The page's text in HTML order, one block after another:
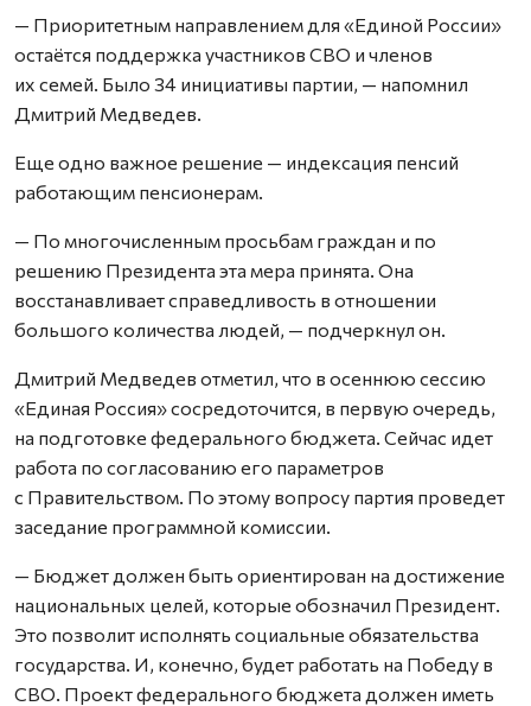
— Приоритетным направлением для «Единой России»
остаётся поддержка участников СВО и членов
их семей. Было 34 инициативы партии, — напомнил
Дмитрий Медведев.
Еще одно важное решение — индексация пенсий
работающим пенсионерам.
— По многочисленным просьбам граждан и по
решению Президента эта мера принята. Она
восстанавливает справедливость в отношении
большого количества людей, — подчеркнул он.
Дмитрий Медведев отметил, что в осеннюю сессию
«Единая Россия» сосредоточится, в первую очередь,
на подготовке федерального бюджета. Сейчас идет
работа по согласованию его параметров
с Правительством. По этому вопросу партия проведет
заседание программной комиссии.
— Бюджет должен быть ориентирован на достижение
национальных целей, которые обозначил Президент.
Это позволит исполнять социальные обязательства
государства. И, конечно, будет работать на Победу в
СВО. Проект федерального бюджета должен иметь